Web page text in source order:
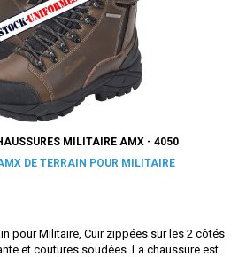
MILITAIRE AMX - 4050
DE TERRAIN POUR MILITAIRE
pour Militaire, Cuir zippées sur les 2 côtés
et coutures soudées La chaussure est